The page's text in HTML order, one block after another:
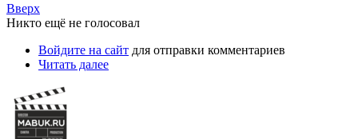
Вверх
Никто ещё не голосовал
Войдите на сайт для отправки комментариев
Читать далее